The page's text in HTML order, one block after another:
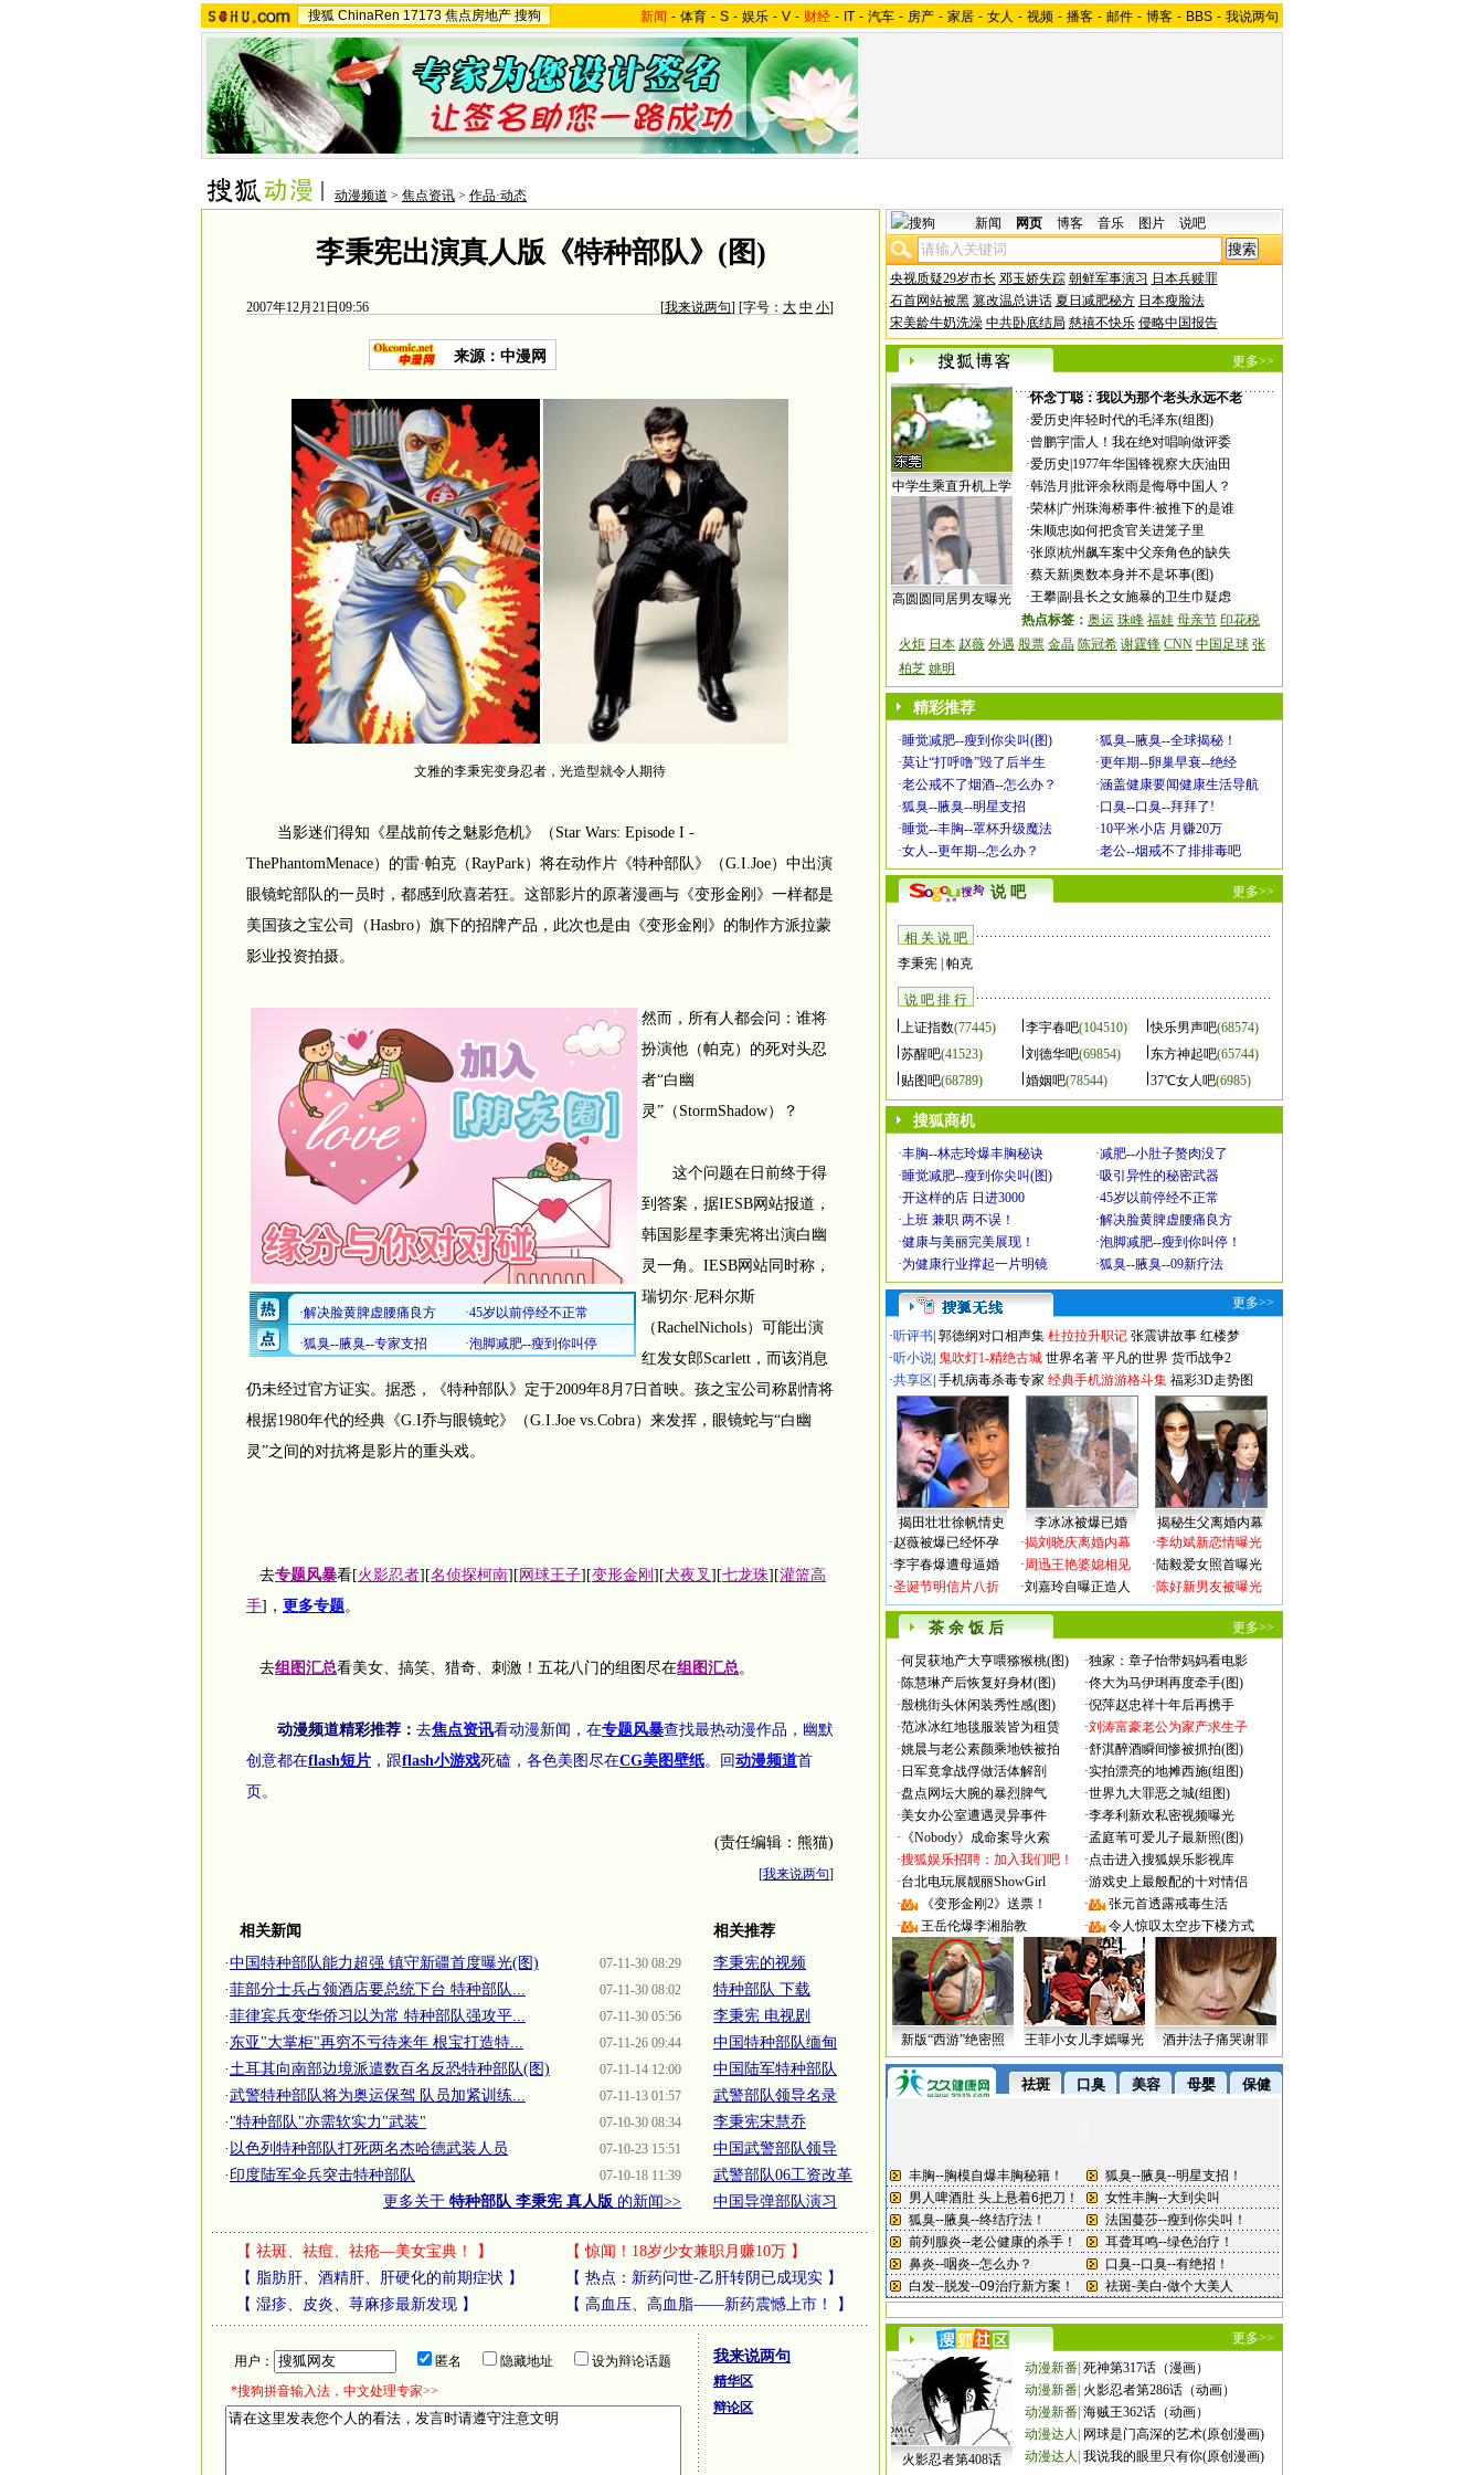
搜狐 ChinaRen 17173 焦点房地产 搜狗 新闻 - 体育 - S - 娱乐 - V - 财经 - IT - 汽车 - 房产 - 家居 - 女人 - 视频 - 播客 - 邮件 - 博客 - BBS - 我说两句
动漫频道 > 焦点资讯 > 作品·动态
李秉宪出演真人版《特种部队》(图)
2007年12月21日09:56 [我来说两句] [字号： 大 中 小]
来源：中漫网
文雅的李秉宪变身忍者，光造型就令人期待
当影迷们得知《星战前传之魅影危机》（Star Wars: Episode I -
ThePhantomMenace）的雷·帕克（RayPark）将在动作片《特种部队》（G.I.Joe）中出演
眼镜蛇部队的一员时，都感到欣喜若狂。这部影片的原著漫画与《变形金刚》一样都是
美国孩之宝公司（Hasbro）旗下的招牌产品，此次也是由《变形金刚》的制作方派拉蒙
影业投资拍摄。
然而，所有人都会问：谁将
扮演他（帕克）的死对头忍
者“白幽
灵”（StormShadow）？
这个问题在日前终于得
到答案，据IESB网站报道，
韩国影星李秉宪将出演白幽
灵一角。IESB网站同时称，
瑞切尔·尼科尔斯
（RachelNichols）可能出演
红发女郎Scarlett，而该消息
仍未经过官方证实。据悉，《特种部队》定于2009年8月7日首映。孩之宝公司称剧情将
根据1980年代的经典《G.I乔与眼镜蛇》（G.I.Joe vs.Cobra）来发挥，眼镜蛇与“白幽
灵”之间的对抗将是影片的重头戏。
去专题风暴看[火影忍者][名侦探柯南][ 网球王子][变形金刚 ][犬夜叉 ][七龙珠][灌篮高
手]， 更多专题。
去组图汇总看美女、搞笑、猎奇、刺激！五花八门的组图尽在组图汇总。
动漫频道精彩推荐： 去焦点资讯看动漫新闻，在专题风暴查找最热动漫作品，幽默
创意都在flash短片 ，跟flash小游戏死磕，各色美图尽在CG美图壁纸。回动漫频道首
页。
(责任编辑：熊猫)
[我来说两句]
相关新闻
07-11-30 08:29
·中国特种部队能力超强 镇守新疆首度曝光(图)
07-11-30 08:02
·菲部分士兵占领酒店要总统下台 特种部队...
07-11-30 05:56
·菲律宾兵变华侨习以为常 特种部队强攻平...
07-11-26 09:44
· 东亚"大掌柜"再穷不亏待来年 根宝打造特...
07-11-14 12:00
·土耳其向南部边境派遣数百名反恐特种部队(图)
07-11-13 01:57
·武警特种部队将为奥运保驾 队员加紧训练...
07-10-30 08:34
· "特种部队"亦需软实力"武装"
07-10-23 15:51
· 以色列特种部队打死两名杰哈德武装人员
07-10-18 11:39
· 印度陆军伞兵突击特种部队
更多关于 特种部队 李秉宪 真人版 的新闻>>
相关推荐
李秉宪的视频
特种部队 下载
李秉宪 电视剧
中国特种部队缅甸
中国陆军特种部队
武警部队领导名录
李秉宪宋慧乔
中国武警部队领导
武警部队06工资改革
中国导弹部队演习
【 祛斑、祛痘、祛疮—美女宝典！ 】 【惊闻！18岁少女兼职月赚10万】
【 脂肪肝、酒精肝、肝硬化的前期症状 】 【 热点：新药问世-乙肝转阴已成现实】
【 湿疹、皮炎、荨麻疹最新发现】 【 高血压、高血脂——新药震憾上市！ 】
用户： 匿名 隐藏地址
设为辩论话题
*搜狗拼音输入法，中文处理专家>>
我来说两句
精华区
辩论区
新闻 网页 博客 音乐 图片 说吧
央视质疑29岁市长 邓玉娇失踪 朝鲜军事演习 日本兵赎罪
石首网站被黑 篡改温总讲话 夏日减肥秘方 日本瘦脸法
宋美龄牛奶洗澡 中共卧底结局 慈禧不快乐 侵略中国报告
更多>>
中学生乘直升机上学
高圆圆同居男友曝光
·怀念丁聪：我以为那个老头永远不老
·爱历史 年轻时代的毛泽东(组图)
·曾鹏宇|雷人！我在绝对唱响做评委
·爱历史 1977年华国锋视察大庆油田
·韩浩月 批评余秋雨是侮辱中国人？
·荣林| 广州珠海桥事件:被推下的是谁
·朱顺忠 如何把贪官关进笼子里
·张原|杭州飙车案中父亲角色的缺失
·蔡天新|奥数本身并不是坏事(图)
·王攀|副县长之女施暴的卫生巾疑虑
热点标签： 奥运 珠峰 福娃 母亲节 印花税
火炬 日本 赵薇 外遇 股票 金晶 陈冠希 谢霆锋 CNN 中国足球 张
柏芝 姚明
精彩推荐
·睡觉减肥--瘦到你尖叫(图) ·狐臭--腋臭--全球揭秘！
·莫让“打呼噜”毁了后半生 ·更年期--卵巢早衰--绝经
·老公戒不了烟酒--怎么办？ ·涵盖健康要闻健康生活导航
·狐臭--腋臭--明星支招 ·口臭--口臭--拜拜了!
·睡觉--丰胸--罩杯升级魔法 ·10平米小店 月赚20万
·女人--更年期--怎么办？ ·老公--烟戒不了排排毒吧
说 吧 更多>>
相 关 说 吧
李秉宪| 帕克
说 吧 排 行
上证指数(77445) 李宇春吧(104510) 快乐男声吧(68574)
苏醒吧(41523) 刘德华吧(69854) 东方神起吧(65744)
贴图吧(68789) 婚姻吧(78544) 37℃女人吧(6985)
搜狐商机
·丰胸--林志玲爆丰胸秘诀 ·减肥--小肚子赘肉没了
·睡觉减肥--瘦到你尖叫(图) ·吸引异性的秘密武器
·开这样的店 日进3000 ·45岁以前停经不正常
·上班 兼职 两不误！ ·解决脸黄脾虚腰痛良方
·健康与美丽完美展现！ ·泡脚减肥--瘦到你叫停！
·为健康行业撑起一片明镜 ·狐臭--腋臭--09新疗法
更多>>
·听评书 郭德纲对口相声集 杜拉拉升职记 张震讲故事 红楼梦
·听小说 鬼吹灯1-精绝古城 世界名著 平凡的世界 货币战争2
·共享区 手机病毒杀毒专家 经典手机游游格斗集 福彩3D走势图
揭田壮壮徐帆情史 李冰冰被爆已婚
揭秘生父离婚内幕
·赵薇被爆已经怀孕
·李宇春爆遭母逼婚
·圣诞节明信片八折
·揭刘晓庆离婚内幕
·周迅王艳婆媳相见
·刘嘉玲自曝正造人
·李幼斌新恋情曝光
·陆毅爱女照首曝光
·陈好新男友被曝光
茶 余 饭 后 更多>>
·何炅获地产大亨喂猕猴桃(图) ·独家：章子怡带妈妈看电影
·陈慧琳产后恢复好身材(图) ·佟大为马伊琍再度牵手(图)
·殷桃街头休闲装秀性感(图) ·倪萍赵忠祥十年后再携手
·范冰冰红地毯服装皆为租赁 ·刘涛富豪老公为家产求生子
·姚晨与老公素颜乘地铁被拍 ·舒淇醉酒瞬间惨被抓拍(图)
· 日军竟拿战俘做活体解剖 ·实拍漂亮的地摊西施(组图)
·盘点网坛大腕的暴烈脾气 ·世界九大罪恶之城(组图)
·美女办公室遭遇灵异事件 ·李孝利新欢私密视频曝光
· 《Nobody》成命案导火索 ·孟庭苇可爱儿子最新照(图)
·搜狐娱乐招聘：加入我们吧！ ·点击进入搜狐娱乐影视库
·台北电玩展靓丽ShowGirl ·游戏史上最般配的十对情侣
·
《变形金刚2》送票！ ·
张元首透露戒毒生活
·
王岳伦爆李湘胎教 · 令人惊叹太空步下楼方式
新版“西游”绝密照 王菲小女儿李嫣曝光 酒井法子痛哭谢罪
更多>>
火影忍者第408话
动漫新番 死神第317话（漫画）
动漫新番 火影忍者第286话（动画）
动漫新番 海贼王362话（动画）
动漫达人
网球是门高深的艺术(原创漫画)
动漫达人 我说我的眼里只有你(原创漫画)